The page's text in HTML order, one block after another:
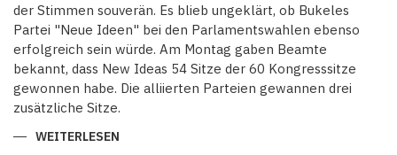
der Stimmen souverän. Es blieb ungeklärt, ob Bukeles
Partei "Neue Ideen" bei den Parlamentswahlen ebenso
erfolgreich sein würde. Am Montag gaben Beamte
bekannt, dass New Ideas 54 Sitze der 60 Kongresssitze
gewonnen habe. Die alliierten Parteien gewannen drei
zusätzliche Sitze.
WEITERLESEN